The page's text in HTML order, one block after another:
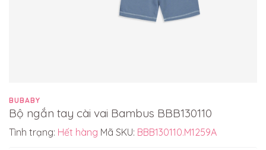
BUBABY
Bộ ngắn tay cài vai Bambus BBB130110
Tình trạng: Hết hàng Mã SKU: BBB130110.M1259A